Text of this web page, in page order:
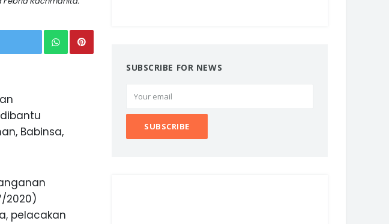
Babinsa,
2020)
pelacakan
SUBSCRIBE FOR NEWS